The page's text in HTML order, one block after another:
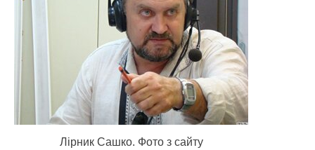
Лірник Сашко. Фото з сайту